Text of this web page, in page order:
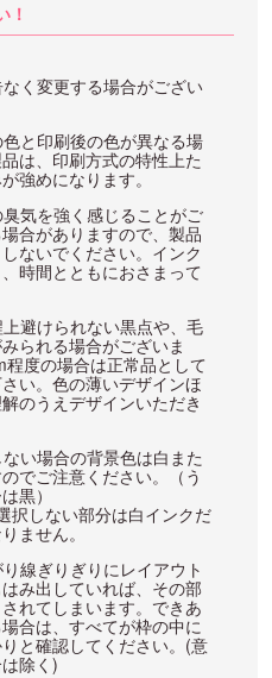
！
く変更する場合がござい
と印刷後の色が異なる場
は、印刷方式の特性上た
強めになります。
気を強く感じることがご
合がありますので、製品
ないでください。インク
時間とともにおさまって
避けられない黒点や、毛
られる場合がございま
度の場合は正常品として
い。色の薄いデザインほ
のうえデザインいただき
い場合の背景色は白また
でご注意ください。（う
黒）
択しない部分は白インクだ
ません。
線ぎりぎりにレイアウト
み出していれば、その部
れてしまいます。できあ
合は、すべてが枠の中に
と確認してください。(意
除く)